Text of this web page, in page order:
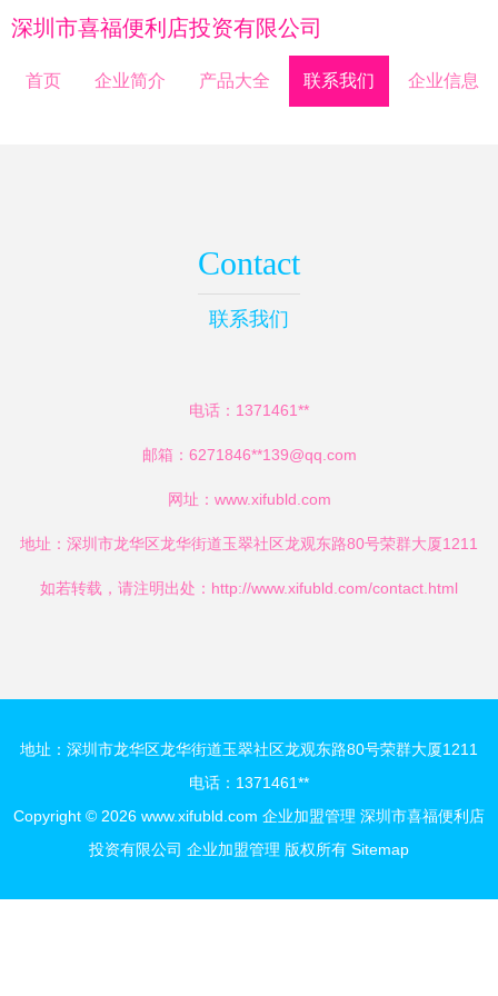
深圳市喜福便利店投资有限公司
首页 企业简介 产品大全 联系我们 企业信息
Contact
联系我们
电话：1371461**
邮箱：6271846**139@qq.com
网址： www.xifubld.com
地址：深圳市龙华区龙华街道玉翠社区龙观东路80号荣群大厦1211
如若转载，请注明出处：http://www.xifubld.com/contact.html
地址：深圳市龙华区龙华街道玉翠社区龙观东路80号荣群大厦1211
电话：1371461**
Copyright © 2026 www.xifubld.com 企业加盟管理 深圳市喜福便利店
投资有限公司 企业加盟管理 版权所有 Sitemap